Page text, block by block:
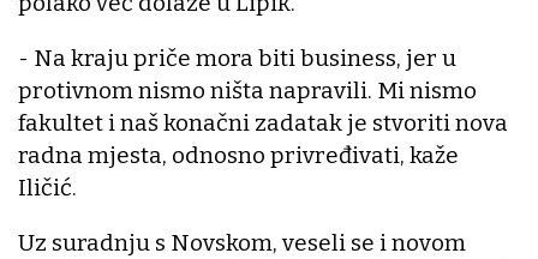
- Na kraju priče mora biti business, jer u
protivnom nismo ništa napravili. Mi nismo
fakultet i naš konačni zadatak je stvoriti nova
radna mjesta, odnosno privređivati, kaže
Iličić.
Uz suradnju s Novskom, veseli se i novom